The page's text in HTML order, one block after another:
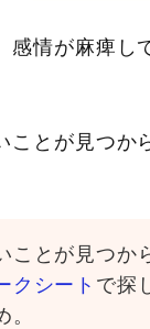
感情が麻痺し
ことが見つか
ことが見つか
クシート で探
。